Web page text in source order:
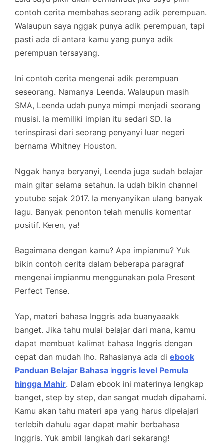
contoh cerita membahas seorang adik perempuan.
Walaupun saya nggak punya adik perempuan, tapi
pasti ada di antara kamu yang punya adik
perempuan tersayang.
Ini contoh cerita mengenai adik perempuan
seseorang. Namanya Leenda. Walaupun masih
SMA, Leenda udah punya mimpi menjadi seorang
musisi. Ia memiliki impian itu sedari SD. Ia
terinspirasi dari seorang penyanyi luar negeri
bernama Whitney Houston.
Nggak hanya beryanyi, Leenda juga sudah belajar
main gitar selama setahun. Ia udah bikin channel
youtube sejak 2017. Ia menyanyikan ulang banyak
lagu. Banyak penonton telah menulis komentar
positif. Keren, ya!
Bagaimana dengan kamu? Apa impianmu? Yuk
bikin contoh cerita dalam beberapa paragraf
mengenai impianmu menggunakan pola Present
Perfect Tense.
Yap, materi bahasa Inggris ada buanyaaakk
banget. Jika tahu mulai belajar dari mana, kamu
dapat membuat kalimat bahasa Inggris dengan
cepat dan mudah lho. Rahasianya ada di ebook
Panduan Belajar Bahasa Inggris level Pemula
hingga Mahir. Dalam ebook ini materinya lengkap
banget, step by step, dan sangat mudah dipahami.
Kamu akan tahu materi apa yang harus dipelajari
terlebih dahulu agar dapat mahir berbahasa
Inggris. Yuk ambil langkah dari sekarang!